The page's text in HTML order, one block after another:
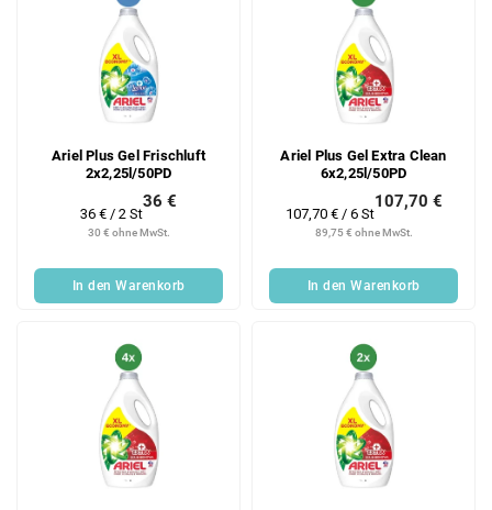
Ariel Plus Gel Frischluft
2x2,25l/50PD
30 € ohne MwSt.
36 €
Verkaufspreis:
36 € / 2 St
In den Warenkorb
Ariel Plus Gel Extra Clean
6x2,25l/50PD
89,75 € ohne MwSt.
107,70 €
Verkaufspreis:
107,70 € / 6 St
In den Warenkorb